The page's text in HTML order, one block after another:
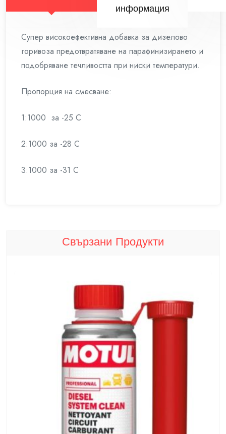
информация
Супер високоефективна добавка за дизелово
горивоза предотвратяване на парафинизирането и
подобряване течливостта при ниски температури.
Пропорция на смесване:
1:1000 за -25 C
2:1000 за -28 C
3:1000 за -31 C
Свързани Продукти